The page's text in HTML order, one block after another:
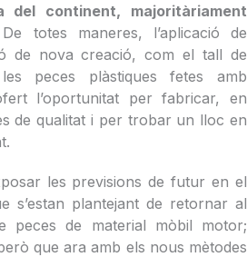
continent, majoritàriament
totes maneres, l’aplicació de
de nova creació, com el tall de
peces plàstiques fetes amb
l’oportunitat per fabricar, en
de qualitat i per trobar un lloc en
les previsions de futur en el
s’estan plantejant de retornar al
peces de material mòbil motor;
que ara amb els nous mètodes